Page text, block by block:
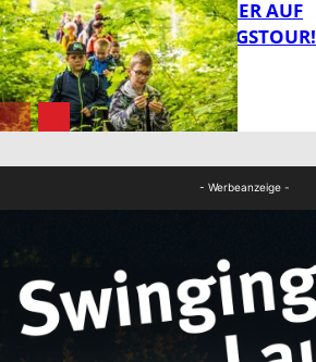
FB News
MIT DEM JÄGER AUF
ENTDECKUNGSTOUR!
- Werbeanzeige -